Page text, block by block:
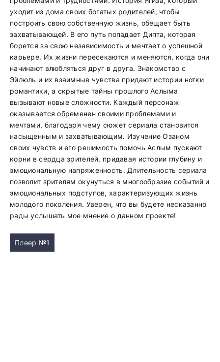
уходит из дома своих богатых родителей, чтобы
построить свою собственную жизнь, обещает быть
захватывающей. В его путь попадает Дипта, которая
борется за свою независимость и мечтает о успешной
карьере. Их жизни пересекаются и меняются, когда они
начинают влюбляться друг в друга. Знакомство с
Эйлюль и их взаимные чувства придают истории нотки
романтики, а скрытые тайны прошлого Аслыма
вызывают новые сложности. Каждый персонаж
оказывается обременен своими проблемами и
мечтами, благодаря чему сюжет сериала становится
насыщенным и захватывающим. Изучение Озаном
своих чувств и его решимость помочь Аслым пускают
корни в сердца зрителей, придавая истории глубину и
эмоциональную напряженность. Длительность сериала
позволит зрителям окунуться в многообразие событий и
эмоциональных подступов, характеризующих жизнь
молодого поколения. Уверен, что вы будете несказанно
рады услышать мое мнение о данном проекте!
Плеер №1